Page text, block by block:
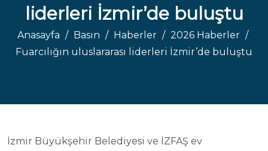
liderleri İzmir’de buluştu
Anasayfa Basın Haberler
2026 Haberler
Fuarcılığın uluslararası liderleri İzmir’de buluştu
İzmir Büyükşehir Belediyesi ve İZFAŞ ev